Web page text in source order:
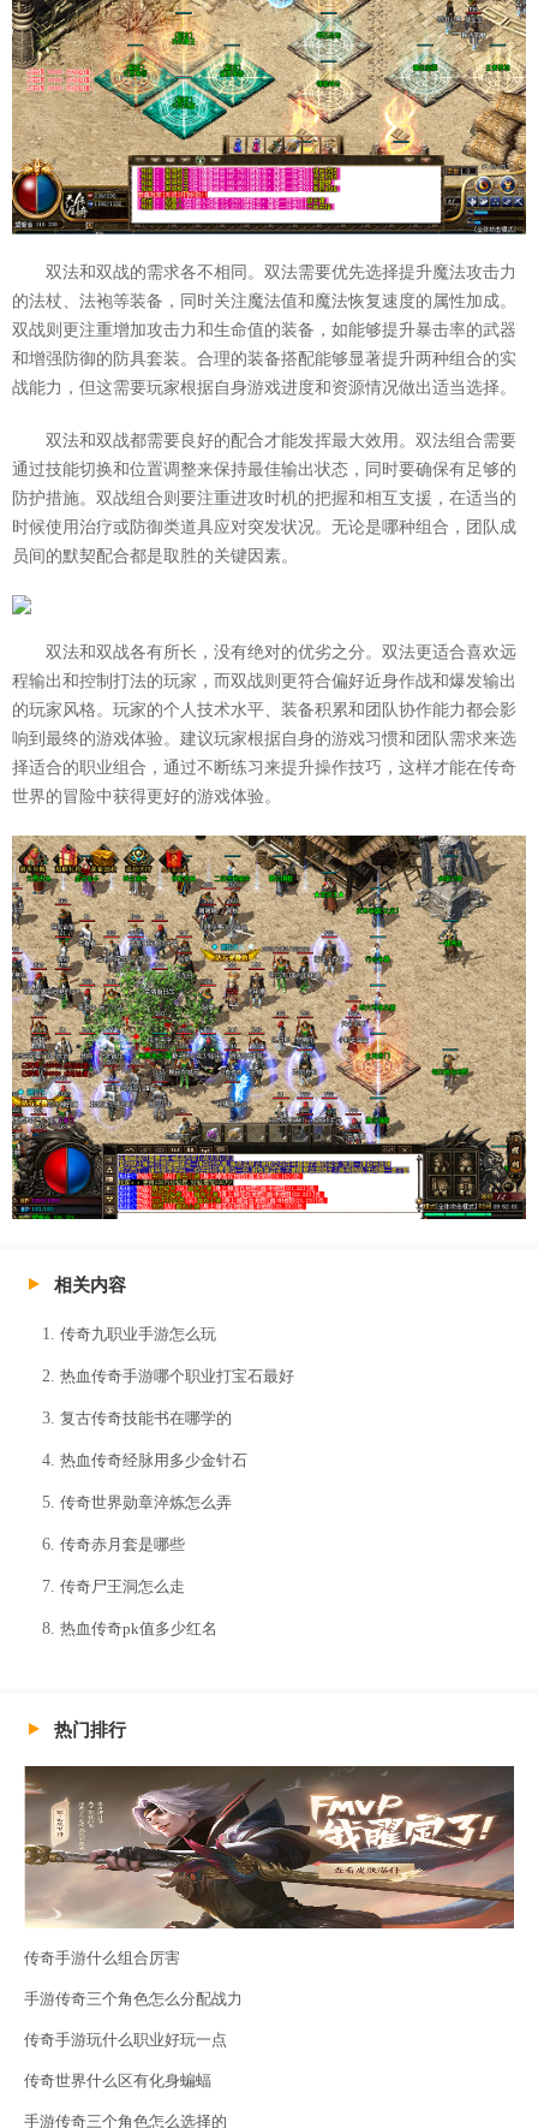
双法和双战的需求各不相同。双法需要优先选择提升魔法攻击力
的法杖、法袍等装备，同时关注魔法值和魔法恢复速度的属性加成。
双战则更注重增加攻击力和生命值的装备，如能够提升暴击率的武器
和增强防御的防具套装。合理的装备搭配能够显著提升两种组合的实
战能力，但这需要玩家根据自身游戏进度和资源情况做出适当选择。
双法和双战都需要良好的配合才能发挥最大效用。双法组合需要
通过技能切换和位置调整来保持最佳输出状态，同时要确保有足够的
防护措施。双战组合则要注重进攻时机的把握和相互支援，在适当的
时候使用治疗或防御类道具应对突发状况。无论是哪种组合，团队成
员间的默契配合都是取胜的关键因素。
双法和双战各有所长，没有绝对的优劣之分。双法更适合喜欢远
程输出和控制打法的玩家，而双战则更符合偏好近身作战和爆发输出
的玩家风格。玩家的个人技术水平、装备积累和团队协作能力都会影
响到最终的游戏体验。建议玩家根据自身的游戏习惯和团队需求来选
择适合的职业组合，通过不断练习来提升操作技巧，这样才能在传奇
世界的冒险中获得更好的游戏体验。
相关内容
传奇九职业手游怎么玩
热血传奇手游哪个职业打宝石最好
复古传奇技能书在哪学的
热血传奇经脉用多少金针石
传奇世界勋章淬炼怎么弄
传奇赤月套是哪些
传奇尸王洞怎么走
热血传奇pk值多少红名
热门排行
传奇手游什么组合厉害
手游传奇三个角色怎么分配战力
传奇手游玩什么职业好玩一点
传奇世界什么区有化身蝙蝠
手游传奇三个角色怎么选择的